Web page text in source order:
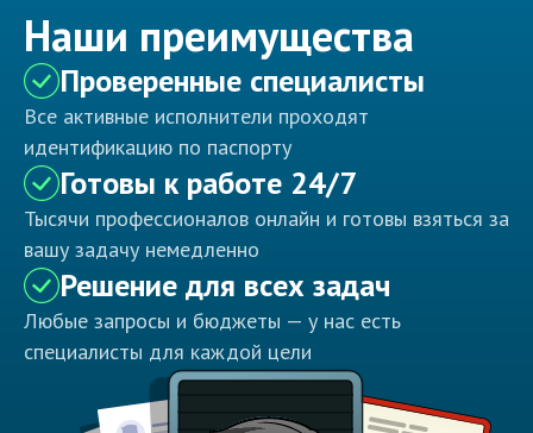
Наши преимущества
Проверенные специалисты
Все активные исполнители проходят
идентификацию по паспорту
Готовы к работе 24/7
Тысячи профессионалов онлайн и готовы взяться за
вашу задачу немедленно
Решение для всех задач
Любые запросы и бюджеты — у нас есть
специалисты для каждой цели